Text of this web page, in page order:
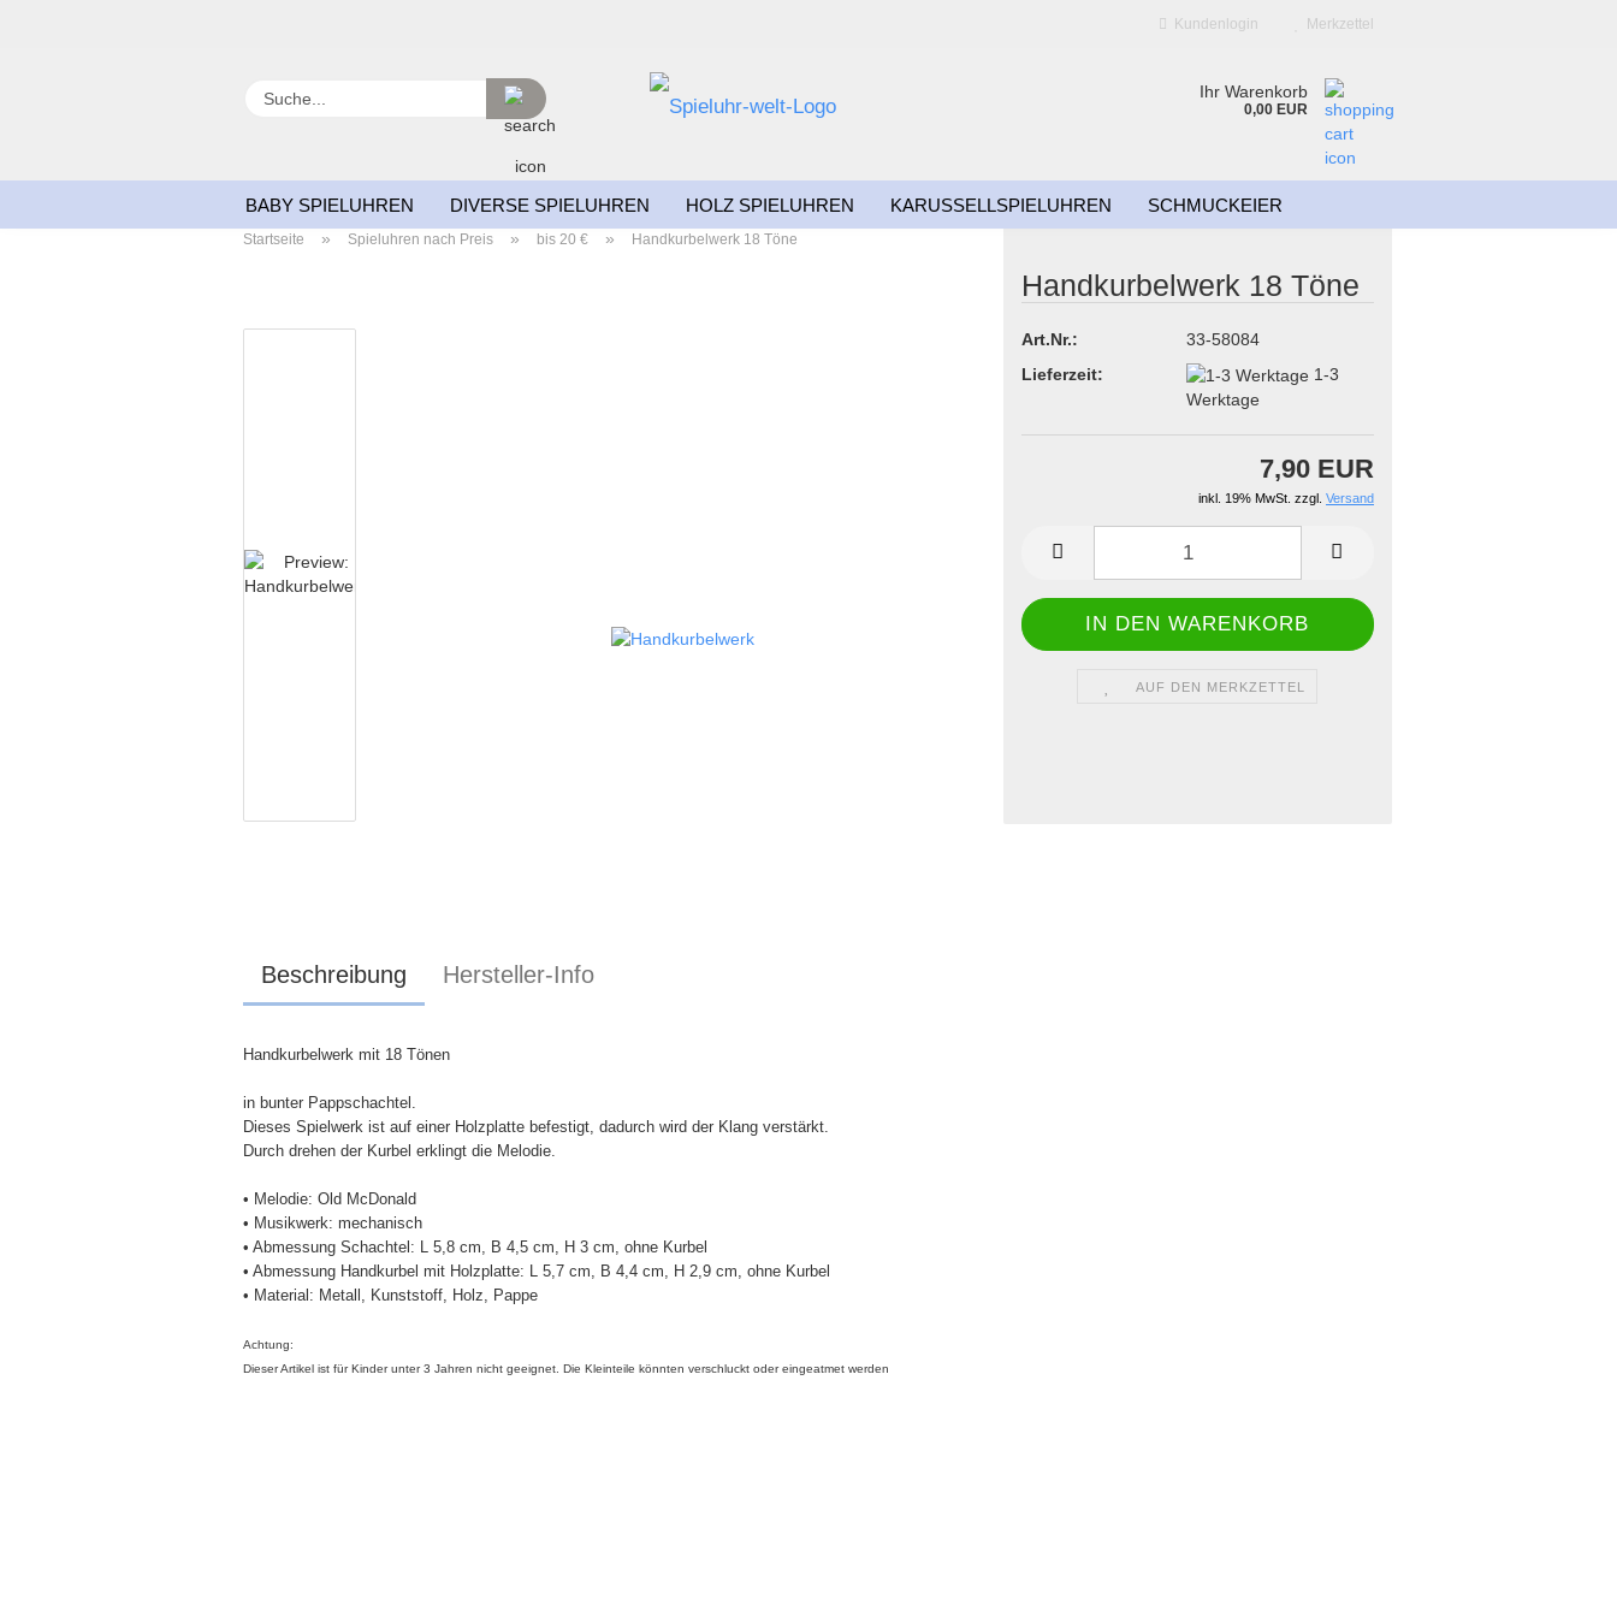
Kundenlogin
Konto erstellen
Merkzettel
Suche... Ihr Warenkorb
0,00 EUR
BABY SPIELUHREN DIVERSE SPIELUHREN HOLZ SPIELUHREN KARUSSELLSPIELUHREN SCHMUCKEIER
SCHNEEKUGELN
Startseite » Spieluhren nach Preis » bis 20 € » Handkurbelwerk 18 Töne
Handkurbelwerk 18 Töne
Art.Nr.:
33-58084
Lieferzeit:
1-3
Werktage
7,90 EUR
inkl. 19% MwSt. zzgl. Versand
AUF DEN MERKZETTEL
Beschreibung Hersteller-Info
Handkurbelwerk mit 18 Tönen
in bunter Pappschachtel.
Dieses Spielwerk ist auf einer Holzplatte befestigt, dadurch wird der Klang verstärkt.
Durch drehen der Kurbel erklingt die Melodie.
• Melodie: Old McDonald
• Musikwerk: mechanisch
• Abmessung Schachtel: L 5,8 cm, B 4,5 cm, H 3 cm, ohne Kurbel
• Abmessung Handkurbel mit Holzplatte: L 5,7 cm, B 4,4 cm, H 2,9 cm, ohne Kurbel
• Material: Metall, Kunststoff, Holz, Pappe
Achtung:
Dieser Artikel ist für Kinder unter 3 Jahren nicht geeignet. Die Kleinteile könnten verschluckt oder eingeatmet werden